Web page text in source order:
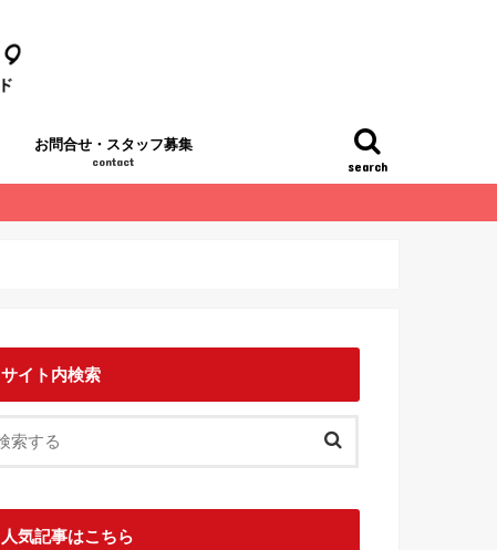
search
お問合せ・スタッフ募集
contact
サイト内検索
人気記事はこちら